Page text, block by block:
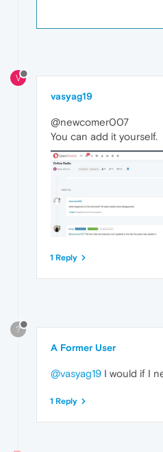
V
vasyag19
@newcomer007
You can add it yourself.
1 Reply
?
A Former User
@vasyag19 I would if I
1 Reply